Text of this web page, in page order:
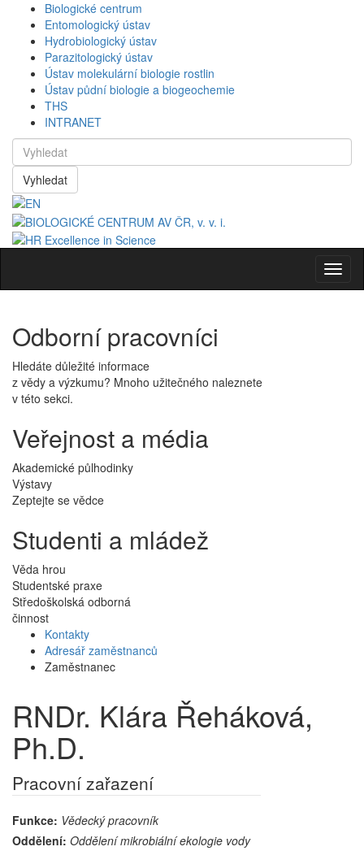
Biologické centrum
Entomologický ústav
Hydrobiologický ústav
Parazitologický ústav
Ústav molekulární biologie rostlin
Ústav půdní biologie a biogeochemie
THS
INTRANET
Vyhledat
Odborní pracovníci
Hledáte důležité informace
z vědy a výzkumu? Mnoho užitečného naleznete
v této sekci.
Veřejnost a média
Akademické půlhodinky
Výstavy
Zeptejte se vědce
Studenti a mládež
Věda hrou
Studentské praxe
Středoškolská odborná
činnost
Kontakty
Adresář zaměstnanců
Zaměstnanec
RNDr. Klára Řeháková,
Ph.D.
Pracovní zařazení
Funkce: Vědecký pracovník
Oddělení: Oddělení mikrobiální ekologie vody